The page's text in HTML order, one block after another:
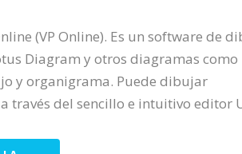
(VP Online). Es un software de
Diagram y otros diagramas como
y organigrama. Puede dibujar
través del sencillo e intuitivo editor